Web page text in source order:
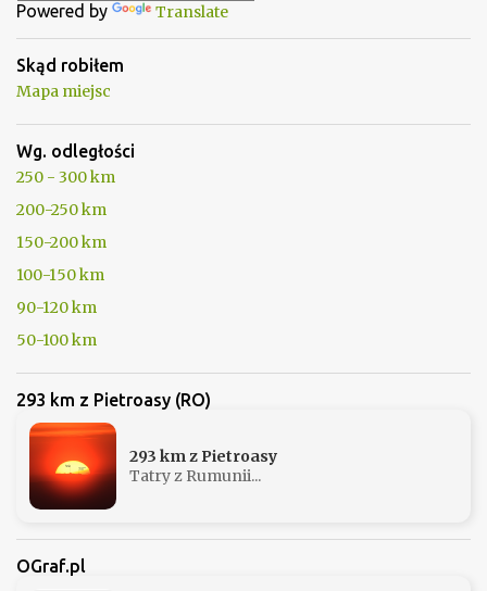
r
e
Powered by Translate
Skąd robiłem
Mapa miejsc
Wg. odległości
250 - 300 km
200-250 km
150-200 km
100-150 km
90-120 km
50-100 km
293 km z Pietroasy (RO)
293 km z Pietroasy
Tatry z Rumunii...
OGraf.pl